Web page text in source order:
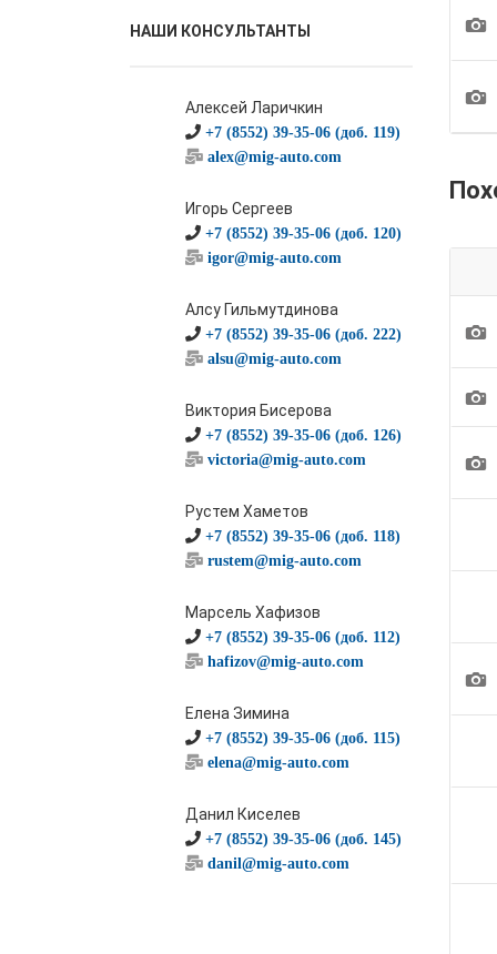
НАШИ КОНСУЛЬТАНТЫ
Алексей Ларичкин
+7 (8552) 39-35-06 (доб. 119)
alex@mig-auto.com
Игорь Сергеев
+7 (8552) 39-35-06 (доб. 120)
igor@mig-auto.com
Алсу Гильмутдинова
+7 (8552) 39-35-06 (доб. 222)
alsu@mig-auto.com
Виктория Бисерова
+7 (8552) 39-35-06 (доб. 126)
victoria@mig-auto.com
Рустем Хаметов
+7 (8552) 39-35-06 (доб. 118)
rustem@mig-auto.com
Марсель Хафизов
+7 (8552) 39-35-06 (доб. 112)
hafizov@mig-auto.com
Елена Зимина
+7 (8552) 39-35-06 (доб. 115)
elena@mig-auto.com
Данил Киселев
+7 (8552) 39-35-06 (доб. 145)
danil@mig-auto.com
1
1
1
1
1
1